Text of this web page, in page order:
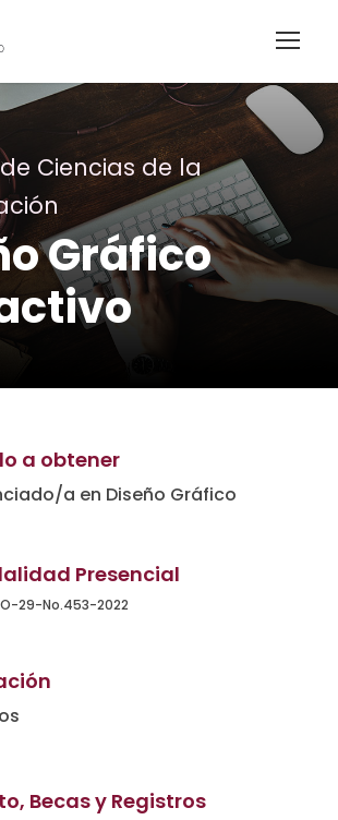
Ciencias de la
Gráfico
a obtener
a en Diseño Gráfico
Presencial
29-No.453-2022
Becas y Registros